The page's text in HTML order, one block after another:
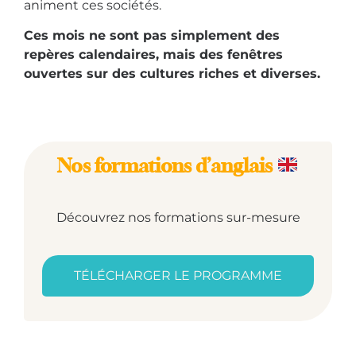
animent ces sociétés.
Ces mois ne sont pas simplement des
repères calendaires, mais des fenêtres
ouvertes sur des cultures riches et diverses.
Nos formations d’anglais
Découvrez nos formations sur-mesure
TÉLÉCHARGER LE PROGRAMME